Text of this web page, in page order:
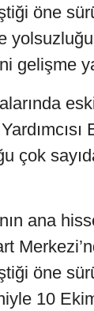
öne
gelişme
çok
ana
öne
10